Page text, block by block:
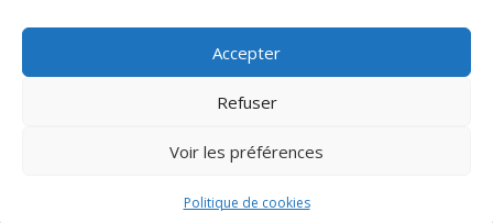
Accepter
Refuser
Voir les préférences
Politique de cookies